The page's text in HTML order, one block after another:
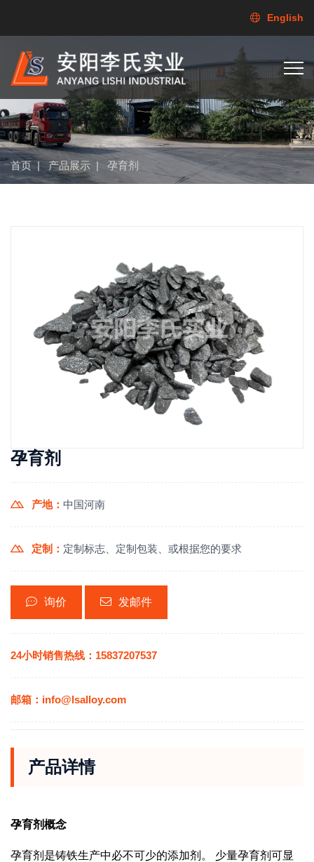
English
首页 | 产品展示 | 孕育剂
孕育剂
产地： 中国河南
定制： 定制标志、定制包装、或根据您的要求
询价 发邮件
24小时销售热线：15837207537
邮箱：info@lsalloy.com
产品详情
孕育剂概念
孕育剂是铸铁生产中必不可少的添加剂。
少量孕育剂可显